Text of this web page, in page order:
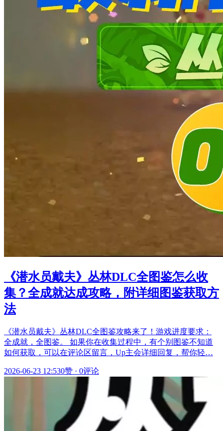
《潜水员戴夫》丛林DLC全图鉴怎么收
集？全成就达成攻略，附详细图鉴获取方
法
《潜水员戴夫》丛林DLC全图鉴攻略来了！游戏进度要求：
全成就，全图鉴。 如果你在收集过程中，有个别图鉴不知道
如何获取，可以在评论区留言，Up主会详细回复，帮你轻…
2026-06-23 12:530赞 · 0评论